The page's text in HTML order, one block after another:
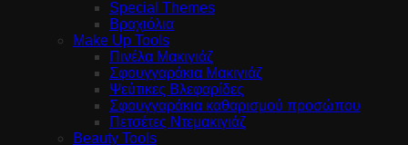
Special Themes
Βραχιόλια
Make Up Tools
Πινέλα Μακιγιάζ
Σφουγγαράκια Μακιγιάζ
Ψεύτικες Βλεφαρίδες
Σφουγγαράκια καθαρισμού προσώπου
Πετσέτες Ντεμακιγιάζ
Beauty Tools